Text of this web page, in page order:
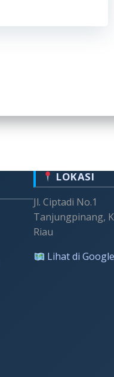
LOKASI
Jl. Ciptadi No.1
Tanjungpinang,
Riau
Lihat di